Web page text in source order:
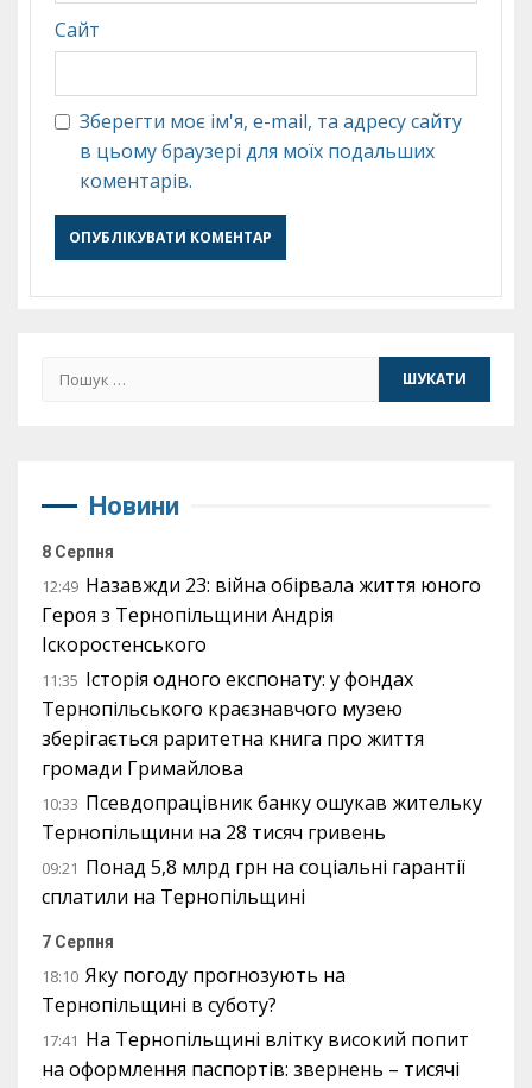
Сайт
Зберегти моє ім'я, e-mail, та адресу сайту
в цьому браузері для моїх подальших
коментарів.
Пошук:
Новини
8 Серпня
12:49 Назавжди 23: війна обірвала життя юного
Героя з Тернопільщини Андрія
Іскоростенського
11:35 Історія одного експонату: у фондах
Тернопільського краєзнавчого музею
зберігається раритетна книга про життя
громади Гримайлова
10:33 Псевдопрацівник банку ошукав жительку
Тернопільщини на 28 тисяч гривень
09:21 Понад 5,8 млрд грн на соціальні гарантії
сплатили на Тернопільщині
7 Серпня
18:10 Яку погоду прогнозують на
Тернопільщині в суботу?
17:41 На Тернопільщині влітку високий попит
на оформлення паспортів: звернень – тисячі